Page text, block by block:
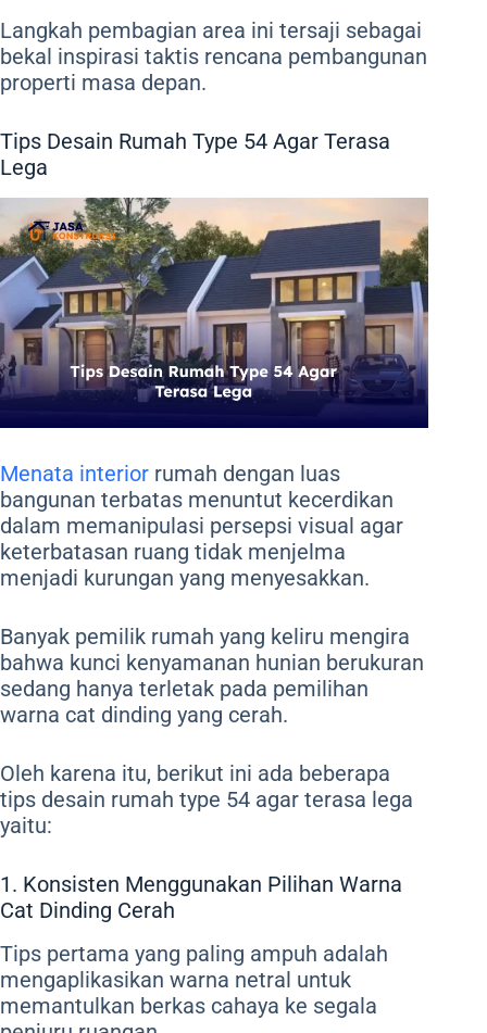
Langkah pembagian area ini tersaji sebagai
bekal inspirasi taktis rencana pembangunan
properti masa depan.
Tips Desain Rumah Type 54 Agar Terasa
Lega
Menata interior rumah dengan luas
bangunan terbatas menuntut kecerdikan
dalam memanipulasi persepsi visual agar
keterbatasan ruang tidak menjelma
menjadi kurungan yang menyesakkan.
Banyak pemilik rumah yang keliru mengira
bahwa kunci kenyamanan hunian berukuran
sedang hanya terletak pada pemilihan
warna cat dinding yang cerah.
Oleh karena itu, berikut ini ada beberapa
tips desain rumah type 54 agar terasa lega
yaitu:
1. Konsisten Menggunakan Pilihan Warna
Cat Dinding Cerah
Tips pertama yang paling ampuh adalah
mengaplikasikan warna netral untuk
memantulkan berkas cahaya ke segala